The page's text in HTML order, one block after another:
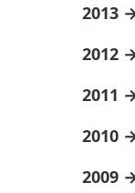
2013
2012
2011
2010
2009